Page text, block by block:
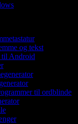
og tekst
til Android
til ordblinde